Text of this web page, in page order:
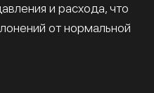
и расхода, что
от нормальной